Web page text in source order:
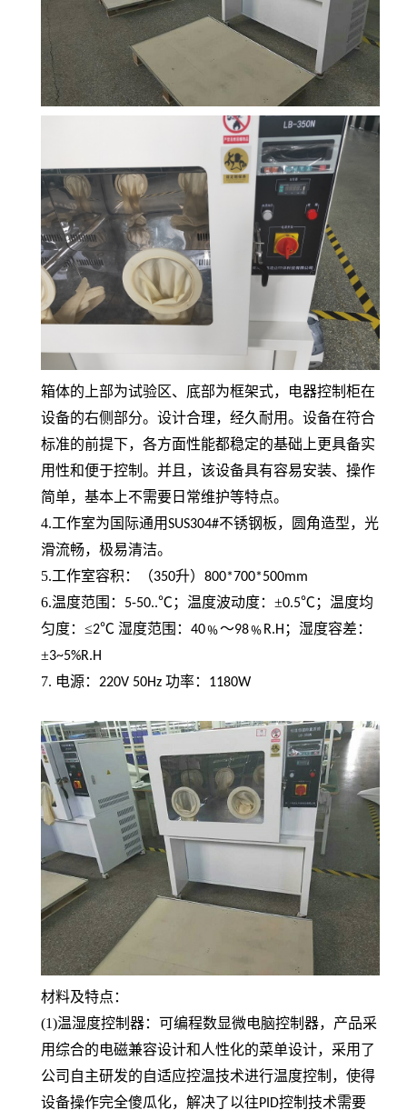
箱体的上部为试验区、底部为框架式，电器控制柜在
设备的右侧部分。设计合理，经久耐用。设备在符合
标准的前提下，各方面性能都稳定的基础上更具备实
用性和便于控制。并且，该设备具有容易安装、操作
简单，基本上不需要日常维护等特点。
4.工作室为国际通用SUS304#不锈钢板，圆角造型，光
滑流畅，极易清洁。
5.工作室容积：（350升） 800*700*500mm
6.温度范围： 5-50..℃；温度波动度：±0.5℃；温度均
匀度：≤2℃ 湿度范围： 40﹪～98﹪R.H ；湿度容差：
±3~5%R.H
7. 电源： 220V 50Hz 功率： 1180W
材料及特点：
(1)温湿度控制器：可编程数显微电脑控制器，产品采
用综合的电磁兼容设计和人性化的菜单设计，采用了
公司自主研发的自适应控温技术进行温度控制，使得
设备操作完全傻瓜化，解决了以往PID控制技术需要